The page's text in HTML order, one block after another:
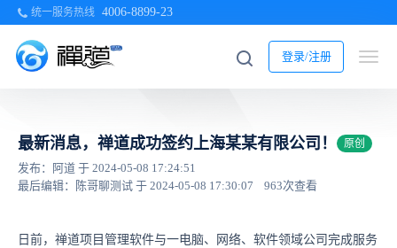
统一服务热线 4006-8899-23
登录/注册
最新消息，禅道成功签约上海某某有限公司！ 原创
发布：阿道 于 2024-05-08 17:24:51
最后编辑：陈哥聊测试 于 2024-05-08 17:30:07
963次查看
日前，禅道项目管理软件与一电脑、网络、软件领域公司完成服务